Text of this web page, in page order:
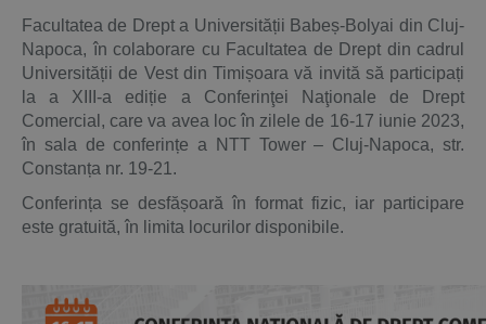
Facultatea de Drept a Universității Babeș-Bolyai din Cluj-
Napoca, în colaborare cu Facultatea de Drept din cadrul
Universității de Vest din Timișoara vă invită să participați
la a XIII-a ediție a Conferinţei Naţionale de Drept
Comercial, care va avea loc în zilele de 16-17 iunie 2023,
în sala de conferințe a NTT Tower – Cluj-Napoca, str.
Constanța nr. 19-21.
Conferința se desfășoară în format fizic, iar participare
este gratuită, în limita locurilor disponibile.